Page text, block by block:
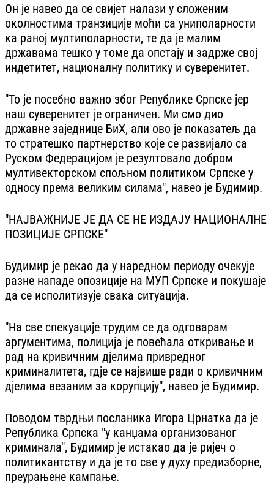
Он је навео да се свијет налази у сложеним
околностима транзиције моћи са униполарности
ка раној мултиполарности, те да је малим
државама тешко у томе да опстају и задрже свој
индетитет, националну политику и суверенитет.
"То је посебно важно због Републике Српске јер
наш суверенитет је ограничен. Ми смо дио
државне заједнице БиХ, али ово је показатељ да
то стратешко партнерство које се развијало са
Руском Федерацијом је резултовало добром
мултивекторском спољном политиком Српске у
односу према великим силама", навео је Будимир.
"НАЈВАЖНИЈЕ ЈЕ ДА СЕ НЕ ИЗДАЈУ НАЦИОНАЛНЕ
ПОЗИЦИЈЕ СРПСКЕ"
Будимир је рекао да у наредном периоду очекује
разне нападе опозиције на МУП Српске и покушаје
да се исполитизује свака ситуација.
"На све спекуације трудим се да одговарам
аргументима, полиција је повећала откривање и
рад на кривичним дјелима привредног
криминалитета, гдје се највише ради о кривичним
дјелима везаним за корупцију", навео је Будимир.
Поводом тврдњи посланика Игора Црнатка да је
Република Српска "у канџама организованог
криминала", Будимир је истакао да је ријеч о
политикантству и да је то све у духу предизборне,
преурањене кампање.